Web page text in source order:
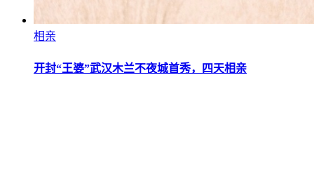
相亲
开封“王婆”武汉木兰不夜城首秀，四天相亲